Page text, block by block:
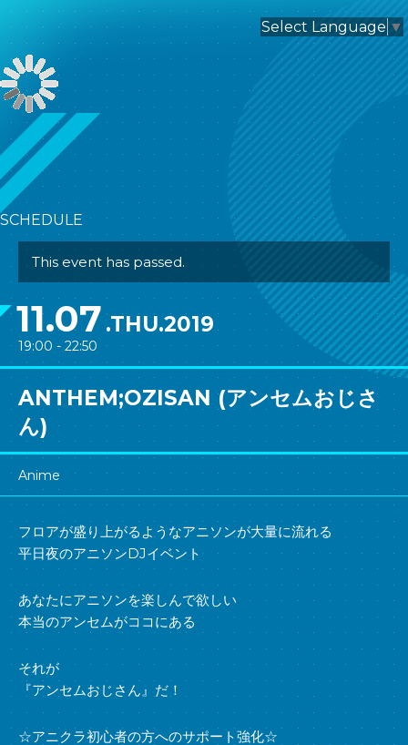
nagomix
Select Language ▼
SCHEDULE
This event has passed.
11.07 .THU.2019
19:00 - 22:50
ANTHEM;OZISAN (アンセムおじさ
ん)
Anime
フロアが盛り上がるようなアニソンが大量に流れる
平日夜のアニソンDJイベント
あなたにアニソンを楽しんで欲しい
本当のアンセムがココにある
それが
『アンセムおじさん』だ！
☆アニクラ初心者の方へのサポート強化☆